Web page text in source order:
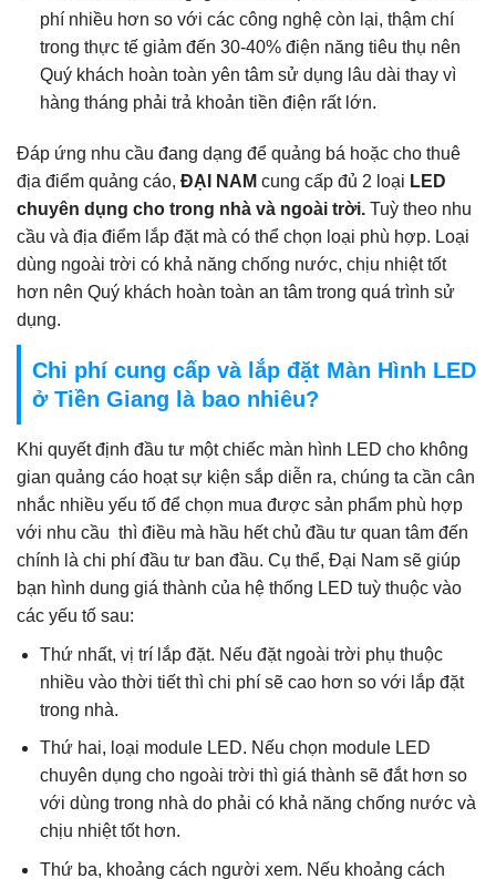
phí nhiều hơn so với các công nghệ còn lại, thậm chí
trong thực tế giảm đến 30-40% điện năng tiêu thụ nên
Quý khách hoàn toàn yên tâm sử dụng lâu dài thay vì
hàng tháng phải trả khoản tiền điện rất lớn.
Đáp ứng nhu cầu đang dạng để quảng bá hoặc cho thuê
địa điểm quảng cáo, ĐẠI NAM cung cấp đủ 2 loại LED
chuyên dụng cho trong nhà và ngoài trời. Tuỳ theo nhu
cầu và địa điểm lắp đặt mà có thể chọn loại phù hợp. Loại
dùng ngoài trời có khả năng chống nước, chịu nhiệt tốt
hơn nên Quý khách hoàn toàn an tâm trong quá trình sử
dụng.
Chi phí cung cấp và lắp đặt Màn Hình LED
ở Tiền Giang là bao nhiêu?
Khi quyết định đầu tư một chiếc màn hình LED cho không
gian quảng cáo hoạt sự kiện sắp diễn ra, chúng ta cần cân
nhắc nhiều yếu tố để chọn mua được sản phẩm phù hợp
với nhu cầu thì điều mà hầu hết chủ đầu tư quan tâm đến
chính là chi phí đầu tư ban đầu. Cụ thể, Đại Nam sẽ giúp
bạn hình dung giá thành của hệ thống LED tuỳ thuộc vào
các yếu tố sau:
Thứ nhất, vị trí lắp đặt. Nếu đặt ngoài trời phụ thuộc
nhiều vào thời tiết thì chi phí sẽ cao hơn so với lắp đặt
trong nhà.
Thứ hai, loại module LED. Nếu chọn module LED
chuyên dụng cho ngoài trời thì giá thành sẽ đắt hơn so
với dùng trong nhà do phải có khả năng chống nước và
chịu nhiệt tốt hơn.
Thứ ba, khoảng cách người xem. Nếu khoảng cách